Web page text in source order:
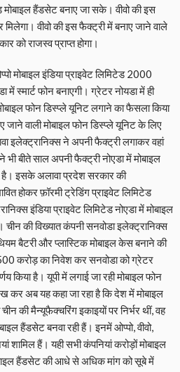
मोबाइल हैंडसेट बनाए जा सके। वीवो की इस
वीवो की इस फैक्ट्री में बनाए जाने वाले
को राजस्व प्राप्त होगा।
मोबाइल इंडिया प्राइवेट लिमिटेड 2000
स्मार्ट फोन बनाएगी। ग्रेटर नोयडा में ही
फोन डिस्प्ले यूनिट लगाने का फैसला किया
वाली मोबाइल फोन डिस्प्ले यूनिट के लिए
इलेक्ट्रानिक्स ने अपनी फैक्ट्री लगाकर वहां
बीते साल अपनी फैक्ट्री नोएडा में मोबाइल
इसके अलावा प्रदेश सरकार की
होकर फ़ॉरमी ट्रेडिंग प्राइवेट लिमिटेड
इंडिया प्राइवेट लिमिटेड नोएडा में मोबाइल
की विख्यात कंपनी सनवोडा इलेक्ट्रानिक्स
बैटरी और प्लास्टिक मोबाइल केस बनाने की
करोड़ का निवेश कर सनवोडा को ग्रेटर
किया है। यूपी में लगाई जा रही मोबाइल फोन
कर अब यह कहा जा रहा है कि देश में मोबाइल
की मैन्यूफैक्चरिंग इकाइयों पर निर्भर थीं, वह
हैंडसेट बनवा रही हैं। इनमें ओप्पो, वीवो,
शामिल हैं। यही सभी कंपनियां करोड़ों मोबाइल
हैंडसेट की आधे से अधिक मांग को सूबे में